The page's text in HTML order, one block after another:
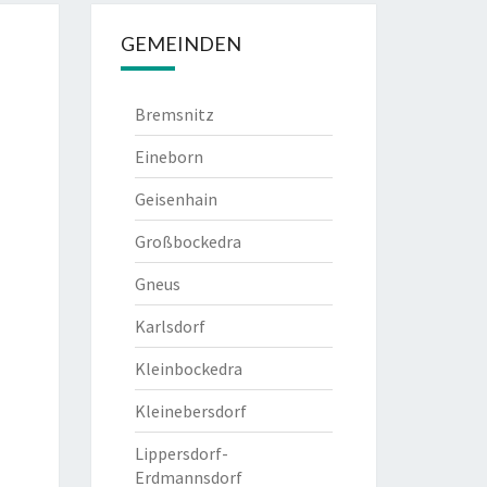
GEMEINDEN
Bremsnitz
Eineborn
Geisenhain
Großbockedra
Gneus
Karlsdorf
Kleinbockedra
Kleinebersdorf
Lippersdorf-
Erdmannsdorf